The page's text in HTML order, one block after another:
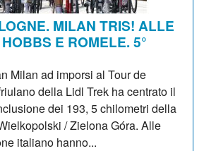
MILAN TRIS! ALLE
E ROMELE. 5°
Milan ad imporsi al Tour de
della Lidl Trek ha centrato il
dei 193, 5 chilometri della
/ Zielona Góra. Alle
italiano hanno...